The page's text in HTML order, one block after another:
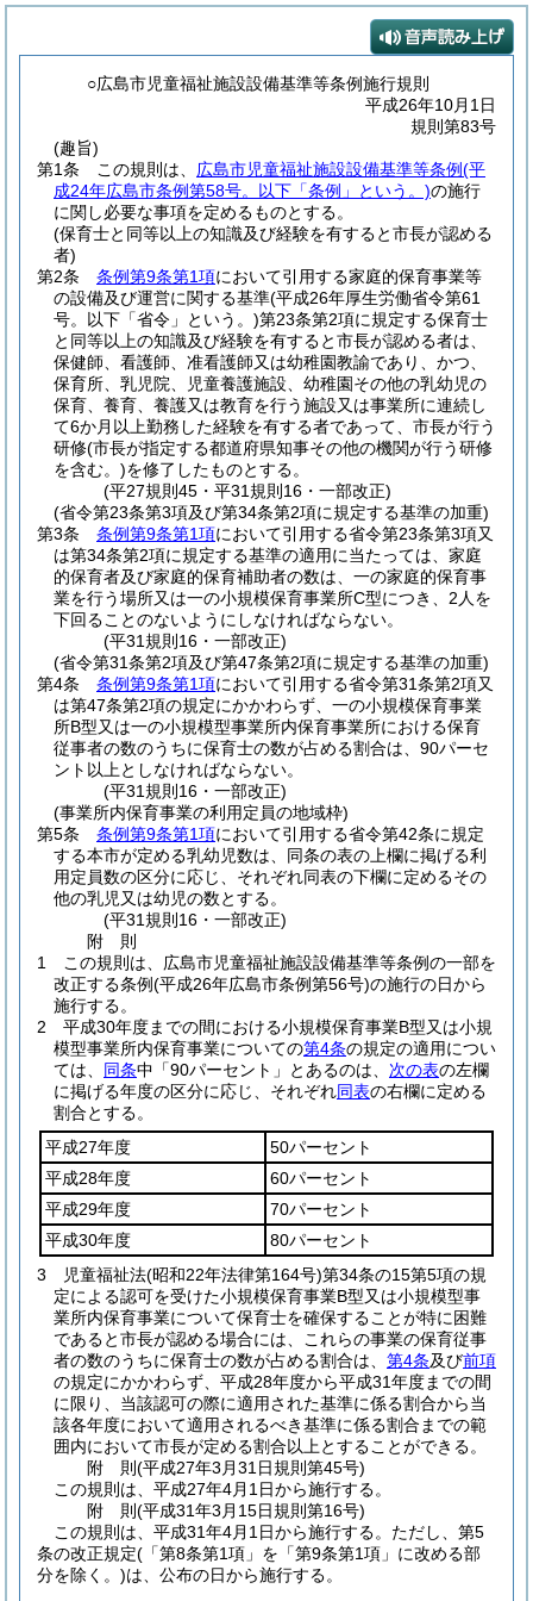
○広島市児童福祉施設設備基準等条例施行規則
平成26年10月1日
規則第83号
(趣旨)
第1条
この規則は、 広島市児童福祉施設設備基準等条例(平
成24年広島市条例第58号。以下「条例」という。)の施行
に関し必要な事項を定めるものとする。
(保育士と同等以上の知識及び経験を有すると市長が認める
者)
第2条
条例第9条第1項において引用する家庭的保育事業等
の設備及び運営に関する基準(平成26年厚生労働省令第61
号。以下「省令」という。)第23条第2項に規定する保育士
と同等以上の知識及び経験を有すると市長が認める者は、
保健師、看護師、准看護師又は幼稚園教諭であり、かつ、
保育所、乳児院、児童養護施設、幼稚園その他の乳幼児の
保育、養育、養護又は教育を行う施設又は事業所に連続し
て6か月以上勤務した経験を有する者であって、市長が行う
研修(市長が指定する都道府県知事その他の機関が行う研修
を含む。)を修了したものとする。
(平27規則45・平31規則16・一部改正)
(省令第23条第3項及び第34条第2項に規定する基準の加重)
第3条
条例第9条第1項において引用する省令第23条第3項又
は第34条第2項に規定する基準の適用に当たっては、家庭
的保育者及び家庭的保育補助者の数は、一の家庭的保育事
業を行う場所又は一の小規模保育事業所C型につき、2人を
下回ることのないようにしなければならない。
(平31規則16・一部改正)
(省令第31条第2項及び第47条第2項に規定する基準の加重)
第4条
条例第9条第1項において引用する省令第31条第2項又
は第47条第2項の規定にかかわらず、一の小規模保育事業
所B型又は一の小規模型事業所内保育事業所における保育
従事者の数のうちに保育士の数が占める割合は、90パーセ
ント以上としなければならない。
(平31規則16・一部改正)
(事業所内保育事業の利用定員の地域枠)
第5条
条例第9条第1項において引用する省令第42条に規定
する本市が定める乳幼児数は、同条の表の上欄に掲げる利
用定員数の区分に応じ、それぞれ同表の下欄に定めるその
他の乳児又は幼児の数とする。
(平31規則16・一部改正)
附 則
1
この規則は、広島市児童福祉施設設備基準等条例の一部を
改正する条例(平成26年広島市条例第56号)の施行の日から
施行する。
2
平成30年度までの間における小規模保育事業B型又は小規
模型事業所内保育事業についての第4条の規定の適用につい
ては、 同条中「90パーセント」とあるのは、 次の表の左欄
に掲げる年度の区分に応じ、それぞれ同表の右欄に定める
割合とする。
平成27年度
50パーセント
平成28年度
60パーセント
平成29年度
70パーセント
平成30年度
80パーセント
3
児童福祉法(昭和22年法律第164号)第34条の15第5項の規
定による認可を受けた小規模保育事業B型又は小規模型事
業所内保育事業について保育士を確保することが特に困難
であると市長が認める場合には、これらの事業の保育従事
者の数のうちに保育士の数が占める割合は、 第4条及び前項
の規定にかかわらず、平成28年度から平成31年度までの間
に限り、当該認可の際に適用された基準に係る割合から当
該各年度において適用されるべき基準に係る割合までの範
囲内において市長が定める割合以上とすることができる。
附 則(平成27年3月31日規則第45号)
この規則は、平成27年4月1日から施行する。
附 則(平成31年3月15日規則第16号)
この規則は、平成31年4月1日から施行する。 ただし、第5
条の改正規定(「第8条第1項」を「第9条第1項」に改める部
分を除く。)は、公布の日から施行する。